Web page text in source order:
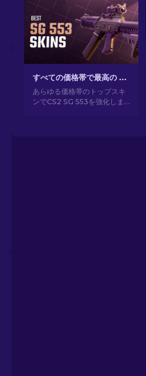
すべての価格帯で最高の CS2 SG 553 スキン [2026]
あらゆる価格帯のトップスキ
ンでCS2 SG 553を強化しま